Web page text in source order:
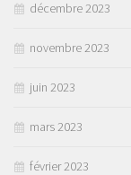
décembre 2023
novembre 2023
juin 2023
mars 2023
février 2023